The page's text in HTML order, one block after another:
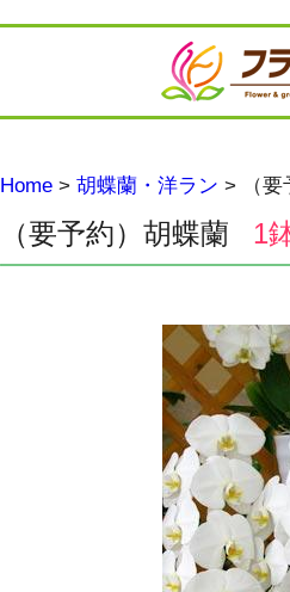
Home > 胡蝶蘭・洋ラン > （要
（要予約）胡蝶蘭 1